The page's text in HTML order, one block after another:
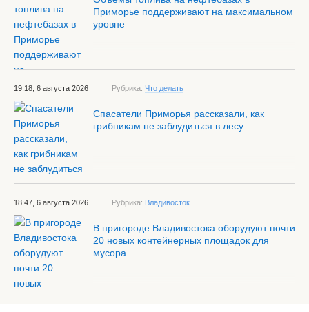
Приморье поддерживают на максимальном
уровне
19:18, 6 августа 2026 Рубрика: Что делать
Спасатели Приморья рассказали, как
грибникам не заблудиться в лесу
18:47, 6 августа 2026 Рубрика: Владивосток
В пригороде Владивостока оборудуют почти
20 новых контейнерных площадок для
мусора